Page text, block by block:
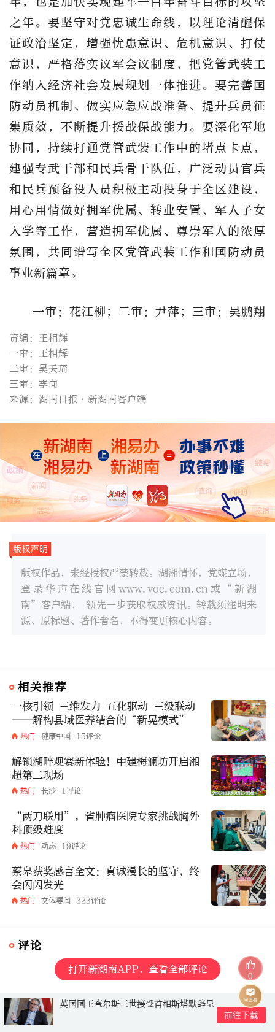
之年。要坚守对党忠诚生命线，以理论清醒保
证政治坚定，增强忧患意识、危机意识、打仗
意识，严格落实议军会议制度，把党管武装工
作纳入经济社会发展规划一体推进。要完善国
防动员机制、做实应急应战准备、提升兵员征
集质效，不断提升援战保战能力。要深化军地
协同，持续打通党管武装工作中的堵点卡点，
建强专武干部和民兵骨干队伍，广泛动员官兵
和民兵预备役人员积极主动投身于全区建设，
用心用情做好拥军优属、转业安置、军人子女
入学等工作，营造拥军优属、尊崇军人的浓厚
氛围，共同谱写全区党管武装工作和国防动员
事业新篇章。
一审：花江柳；二审：尹萍；三审：吴鹏翔
责编：王相辉
一审：王相辉
二审：吴天琦
三审：李向
来源：湖南日报·新湖南客户端
版权作品，未经授权严禁转载。湖湘情怀，党媒立场，
登录华声在线官网www.voc.com.cn或“新湖
南”客户端， 领先一步获取权威资讯。转载须注明来
源、原标题、著作者名，不得变更核心内容。
相关推荐
一核引领 三维发力 五化驱动 三级联动
——解构县域医养结合的“新晃模式”
热门 健康中国 15评论
解锁湖畔观赛新体验！中建梅澜坊开启湘
超第二现场
热门 长沙 1评论
“两刀联用”，省肿瘤医院专家挑战胸外
科顶级难度
热门 动态 19评论
蔡皋获奖感言全文：真诚漫长的坚守，终
会闪闪发光
热门 文体要闻 323评论
评论
打开新湖南APP，查看全部评论
英国国王查尔斯三世接受首相斯塔默辞呈
0